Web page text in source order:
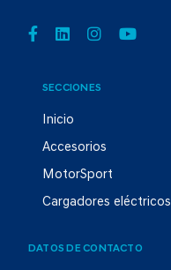
SECCIONES
Inicio
Accesorios
MotorSport
Cargadores eléctricos
DATOS DE CONTACTO